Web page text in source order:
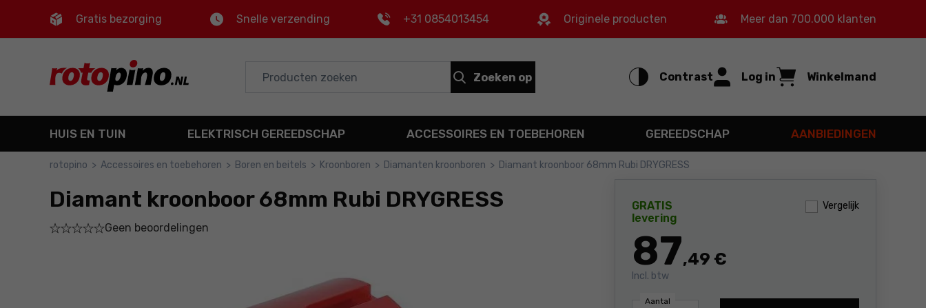
Control M
Hoofdmenu
Bestel
Gratis bezorging Snelle verzending +31 0854013454 Originele producten Meer dan 700.000 klanten
Zoeken op Contrast Log in Winkelmand
HUIS EN TUIN ELEKTRISCH GEREEDSCHAP ACCESSOIRES EN TOEBEHOREN GEREEDSCHAP AANBIEDINGEN
rotopino > Accessoires en toebehoren > Boren en beitels > Kroonboren > Diamanten kroonboren > Diamant kroonboor 68mm Rubi DRYGRESS
Diamant kroonboor 68mm Rubi DRYGRESS
Geen beoordelingen
GRATIS
levering
Vergelijk
87,49 €
Incl. btw
Aantal